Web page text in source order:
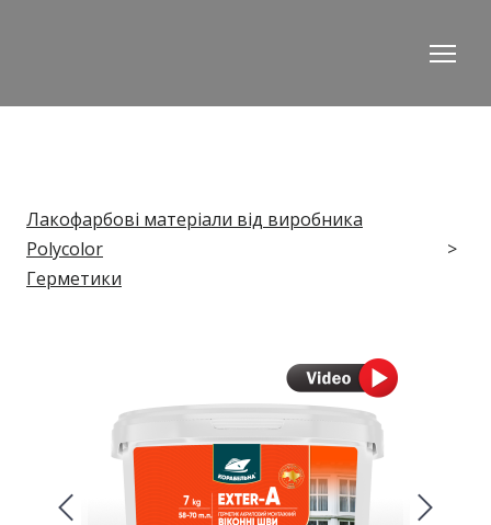
Лакофарбові матеріали від виробника
Polycolor
Герметики